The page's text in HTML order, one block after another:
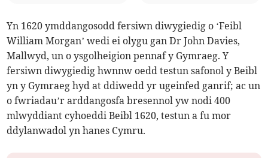
Yn 1620 ymddangosodd fersiwn diwygiedig o ‘Feibl
William Morgan’ wedi ei olygu gan Dr John Davies,
Mallwyd, un o ysgolheigion pennaf y Gymraeg. Y
fersiwn diwygiedig hwnnw oedd testun safonol y Beibl
yn y Gymraeg hyd at ddiwedd yr ugeinfed ganrif; ac un
o fwriadau’r arddangosfa bresennol yw nodi 400
mlwyddiant cyhoeddi Beibl 1620, testun a fu mor
ddylanwadol yn hanes Cymru.